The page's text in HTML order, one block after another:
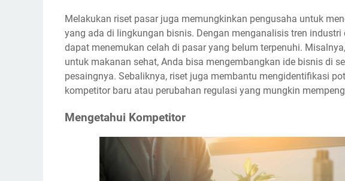
Melakukan riset pasar juga memungkinkan pengusaha untuk
yang ada di lingkungan bisnis. Dengan menganalisis tren
dapat menemukan celah di pasar yang belum terpenuhi.
untuk makanan sehat, Anda bisa mengembangkan ide bisnis di
pesaingnya. Sebaliknya, riset juga membantu mengidentifikasi
kompetitor baru atau perubahan regulasi yang mungkin
Mengetahui Kompetitor